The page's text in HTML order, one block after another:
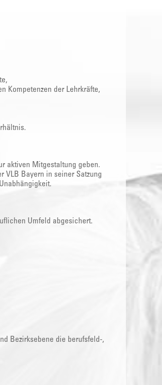
Kompetenzen der Lehrkräfte,
aktiven Mitgestaltung geben.
VLB Bayern in seiner Satzung
Umfeld abgesichert.
Bezirksebene die berufsfeld-,